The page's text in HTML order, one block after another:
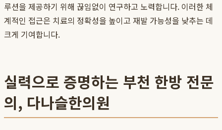
루션을 제공하기 위해 끊임없이 연구하고 노력합니다. 이러한 체
계적인 접근은 치료의 정확성을 높이고 재발 가능성을 낮추는 데
크게 기여합니다.
실력으로 증명하는 부천 한방 전문
의, 다나슬한의원